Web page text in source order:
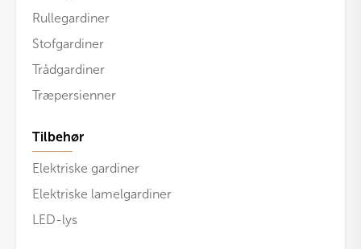
Rullegardiner
Stofgardiner
Trådgardiner
Træpersienner
Tilbehør
Elektriske gardiner
Elektriske lamelgardiner
LED-lys